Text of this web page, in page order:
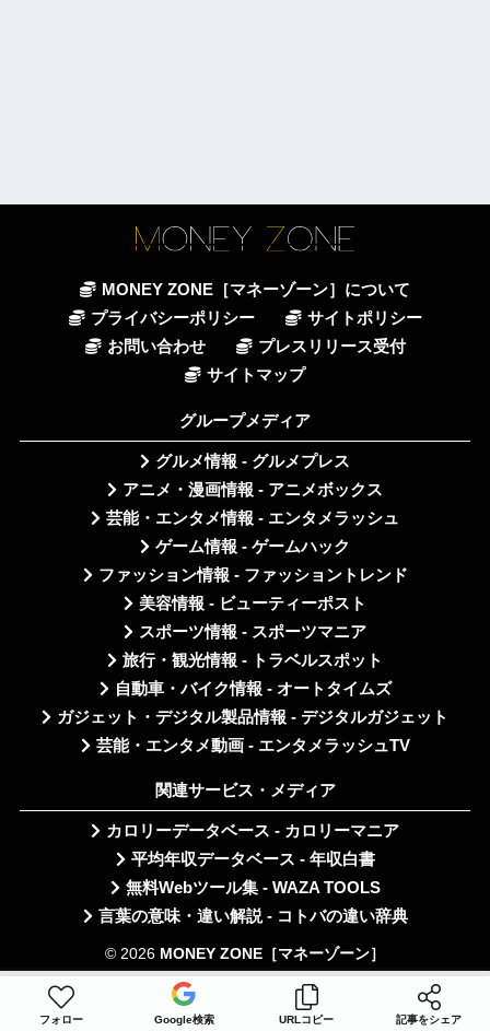
MONEY ZONE［マネーゾーン］について
プライバシーポリシー
サイトポリシー
お問い合わせ
プレスリリース受付
サイトマップ
グループメディア
グルメ情報 - グルメプレス
アニメ・漫画情報 - アニメボックス
芸能・エンタメ情報 - エンタメラッシュ
ゲーム情報 - ゲームハック
ファッション情報 - ファッショントレンド
美容情報 - ビューティーポスト
スポーツ情報 - スポーツマニア
旅行・観光情報 - トラベルスポット
自動車・バイク情報 - オートタイムズ
ガジェット・デジタル製品情報 - デジタルガジェット
芸能・エンタメ動画 - エンタメラッシュTV
関連サービス・メディア
カロリーデータベース - カロリーマニア
平均年収データベース - 年収白書
無料Webツール集 - WAZA TOOLS
言葉の意味・違い解説 - コトバの違い辞典
© 2026 MONEY ZONE［マネーゾーン］
フォロー Google検索 URLコピー 記事をシェア